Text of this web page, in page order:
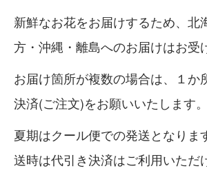
新鮮なお花をお届けするため、北
方・沖縄・離島へのお届けはお受
お届け箇所が複数の場合は、１か
決済(ご注文)をお願いいたします。
夏期はクール便での発送となりま
送時は代引き決済はご利用いただ